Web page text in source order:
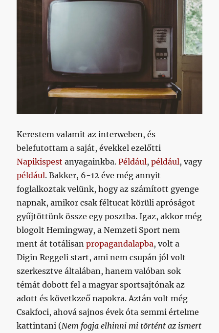
Kerestem valamit az interweben, és
belefutottam a saját, évekkel ezelőtti
Napikispest anyagainkba.Például,például, vagy
például. Bakker, 6-12 éve még annyit
foglalkoztak velünk, hogy az számított gyenge
napnak, amikor csak féltucat körüli apróságot
gyűjtöttünk össze egy posztba. Igaz, akkor még
blogolt Hemingway, a Nemzeti Sport nem
ment át totálisanpropagandalapba, volt a
Digin Reggeli start, ami nem csupán jól volt
szerkesztve általában, hanem valóban sok
témát dobott fel a magyar sportsajtónak az
adott és követkzeő napokra. Aztán volt még
Csakfoci, ahová sajnos évek óta semmi értelme
kattintani (Nem fogja elhinni mi történt az ismert